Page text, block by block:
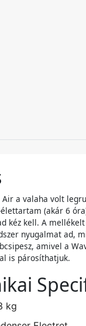
Air a valaha volt
(akár 6
kéz kell. A
nyugalmat ad,
amivel a
is párosíthatjuk.
kg